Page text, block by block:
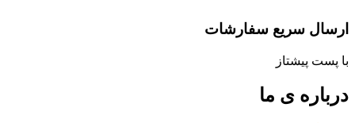
ارسال سریع سفارشات
با پست پیشتاز
درباره ی ما